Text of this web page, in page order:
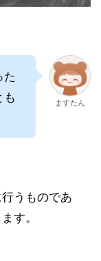
ますたん
うものであ
す。